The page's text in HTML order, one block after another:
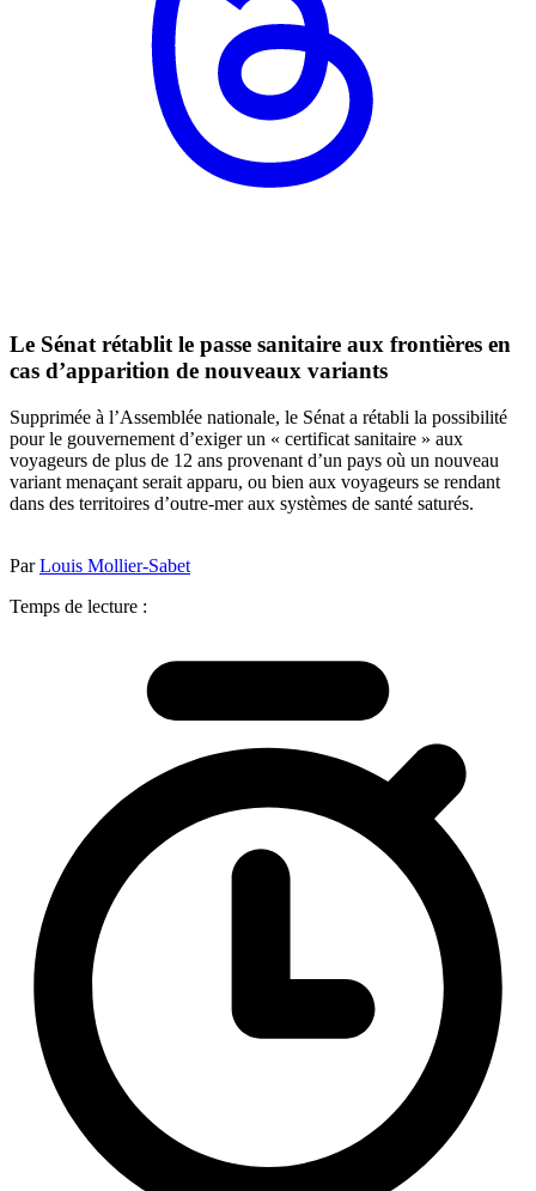
Le Sénat rétablit le passe sanitaire aux frontières en
cas d’apparition de nouveaux variants
Supprimée à l’Assemblée nationale, le Sénat a rétabli la possibilité
pour le gouvernement d’exiger un « certificat sanitaire » aux
voyageurs de plus de 12 ans provenant d’un pays où un nouveau
variant menaçant serait apparu, ou bien aux voyageurs se rendant
dans des territoires d’outre-mer aux systèmes de santé saturés.
ParLouis Mollier-Sabet
Temps de lecture :